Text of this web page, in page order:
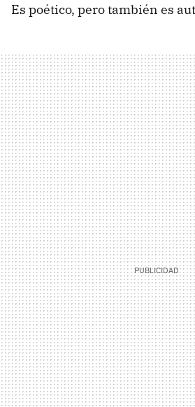
Es poético, pero también es